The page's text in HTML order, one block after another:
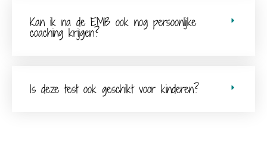
Kan ik na de EMB ook nog persoonlijke
coaching krijgen?
Is deze test ook geschikt voor kinderen?